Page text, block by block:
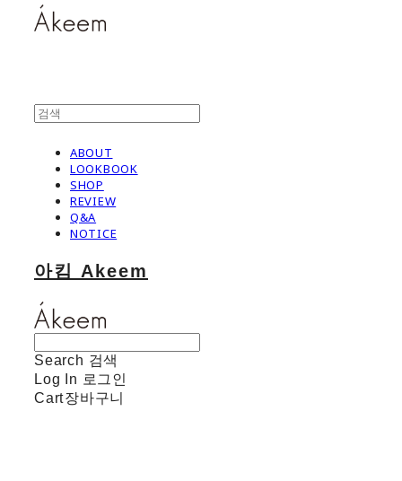
ABOUT
LOOKBOOK
SHOP
REVIEW
Q&A
NOTICE
아킴 Akeem
Search 검색
Log In 로그인
Cart장바구니